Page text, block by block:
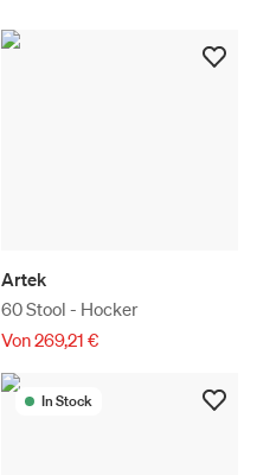
Artek
60 Stool - Hocker
Von 269,21 €
In Stock